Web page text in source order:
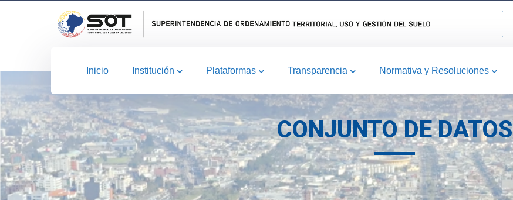
Inicio Institución Plataformas Transparencia Normativa y Resoluciones
CONJUNTO DE DATOS